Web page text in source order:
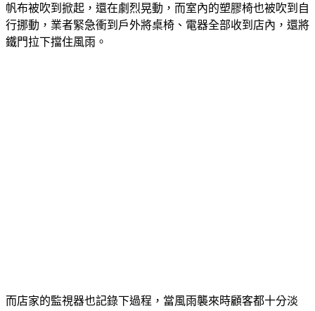
帆布被吹到掀起，還在劇烈晃動，而室內的塑膠椅也被吹到自
行挪動，業者緊急衝到戶外將桌椅、電器全部收到店內，還將
鐵門拉下擋住風雨。
而店家的監視器也記錄下過程，當風雨襲來時顧客都十分淡